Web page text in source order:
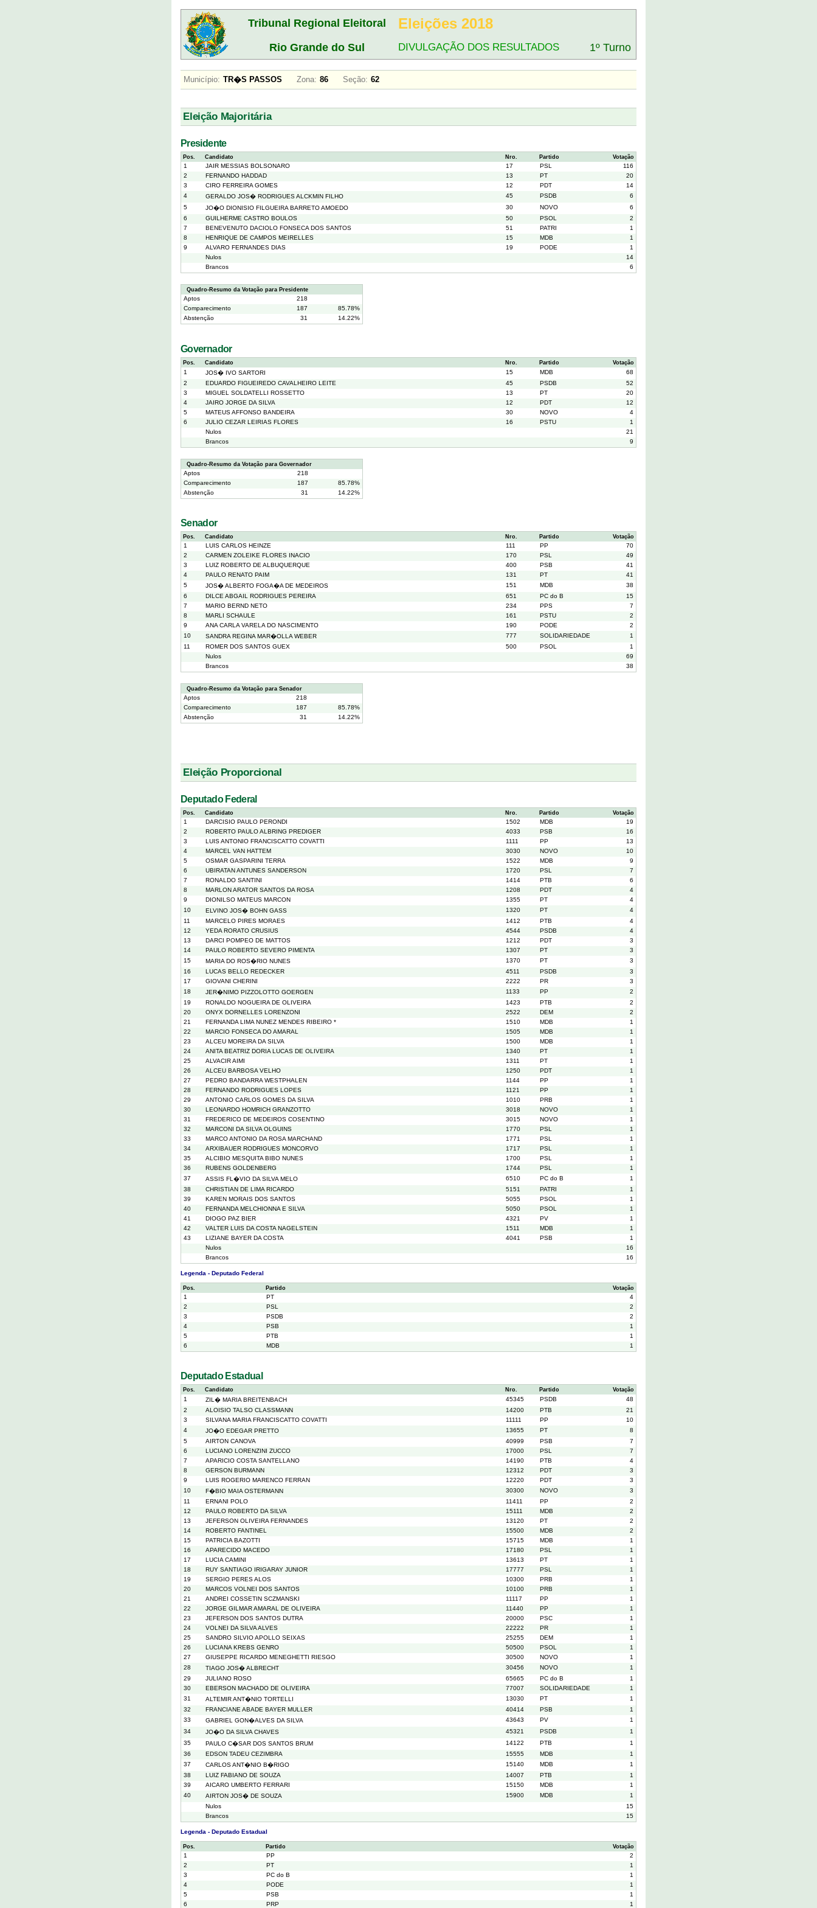
Tribunal Regional Eleitoral Eleições 2018
Rio Grande do Sul DIVULGAÇÃO DOS RESULTADOS 1º Turno
Município: TR�S PASSOS Zona: 86 Seção: 62
Eleição Majoritária
Presidente
Pos. Candidato Nro. Partido Votação
1 JAIR MESSIAS BOLSONARO 17 PSL
116
2
FERNANDO HADDAD 13 PT
20
3
CIRO FERREIRA GOMES 12 PDT
14
4
GERALDO JOS� RODRIGUES ALCKMIN FILHO 45 PSDB
6
5
JO�O DIONISIO FILGUEIRA BARRETO AMOEDO 30 NOVO
6
6
GUILHERME CASTRO BOULOS 50 PSOL
2
7
BENEVENUTO DACIOLO FONSECA DOS SANTOS 51 PATRI
1
8
HENRIQUE DE CAMPOS MEIRELLES 15 MDB
1
9
ALVARO FERNANDES DIAS 19 PODE
1
Nulos
14
Brancos
6
Quadro-Resumo da Votação para Presidente
Aptos
218
Comparecimento
187
85.78%
Abstenção
31 14.22%
Governador
Pos. Candidato Nro. Partido Votação
1 JOS� IVO SARTORI 15 MDB
68
2
EDUARDO FIGUEIREDO CAVALHEIRO LEITE 45 PSDB
52
3
MIGUEL SOLDATELLI ROSSETTO 13 PT
20
4
JAIRO JORGE DA SILVA 12 PDT
12
5
MATEUS AFFONSO BANDEIRA 30 NOVO
4
6
JULIO CEZAR LEIRIAS FLORES 16 PSTU
1
Nulos
21
Brancos
9
Quadro-Resumo da Votação para Governador
Aptos
218
Comparecimento
187
85.78%
Abstenção
31 14.22%
Senador
Pos. Candidato Nro. Partido Votação
1 LUIS CARLOS HEINZE 111 PP
70
2
CARMEN ZOLEIKE FLORES INACIO 170 PSL
49
3
LUIZ ROBERTO DE ALBUQUERQUE 400 PSB
41
4
PAULO RENATO PAIM 131 PT
41
5
JOS� ALBERTO FOGA�A DE MEDEIROS 151 MDB
38
6
DILCE ABGAIL RODRIGUES PEREIRA 651 PC do B
15
7
MARIO BERND NETO 234 PPS
7
8
MARLI SCHAULE 161 PSTU
2
9
ANA CARLA VARELA DO NASCIMENTO 190 PODE
2
10
SANDRA REGINA MAR�OLLA WEBER 777 SOLIDARIEDADE
1
11
ROMER DOS SANTOS GUEX 500 PSOL
1
Nulos
69
Brancos
38
Quadro-Resumo da Votação para Senador
Aptos
218
Comparecimento
187
85.78%
Abstenção
31 14.22%
Eleição Proporcional
Deputado Federal
Pos. Candidato Nro. Partido Votação
1 DARCISIO PAULO PERONDI 1502 MDB
19
2
ROBERTO PAULO ALBRING PREDIGER 4033 PSB
16
3
LUIS ANTONIO FRANCISCATTO COVATTI 1111 PP
13
4
MARCEL VAN HATTEM 3030 NOVO
10
5
OSMAR GASPARINI TERRA 1522 MDB
9
6
UBIRATAN ANTUNES SANDERSON 1720 PSL
7
7
RONALDO SANTINI 1414 PTB
6
8
MARLON ARATOR SANTOS DA ROSA 1208 PDT
4
9
DIONILSO MATEUS MARCON 1355 PT
4
10
ELVINO JOS� BOHN GASS 1320 PT
4
11
MARCELO PIRES MORAES 1412 PTB
4
12
YEDA RORATO CRUSIUS 4544 PSDB
4
13
DARCI POMPEO DE MATTOS 1212 PDT
3
14
PAULO ROBERTO SEVERO PIMENTA 1307 PT
3
15
MARIA DO ROS�RIO NUNES 1370 PT
3
16
LUCAS BELLO REDECKER 4511 PSDB
3
17
GIOVANI CHERINI 2222 PR
3
18
JER�NIMO PIZZOLOTTO GOERGEN 1133 PP
2
19
RONALDO NOGUEIRA DE OLIVEIRA 1423 PTB
2
20
ONYX DORNELLES LORENZONI 2522 DEM
2
21
FERNANDA LIMA NUNEZ MENDES RIBEIRO * 1510 MDB
1
22
MARCIO FONSECA DO AMARAL 1505 MDB
1
23
ALCEU MOREIRA DA SILVA 1500 MDB
1
24
ANITA BEATRIZ DORIA LUCAS DE OLIVEIRA 1340 PT
1
25
ALVACIR AIMI 1311 PT
1
26
ALCEU BARBOSA VELHO 1250 PDT
1
27
PEDRO BANDARRA WESTPHALEN 1144 PP
1
28
FERNANDO RODRIGUES LOPES 1121 PP
1
29
ANTONIO CARLOS GOMES DA SILVA 1010 PRB
1
30
LEONARDO HOMRICH GRANZOTTO 3018 NOVO
1
31
FREDERICO DE MEDEIROS COSENTINO 3015 NOVO
1
32
MARCONI DA SILVA OLGUINS 1770 PSL
1
33
MARCO ANTONIO DA ROSA MARCHAND 1771 PSL
1
34
ARXIBAUER RODRIGUES MONCORVO 1717 PSL
1
35
ALCIBIO MESQUITA BIBO NUNES 1700 PSL
1
36
RUBENS GOLDENBERG 1744 PSL
1
37
ASSIS FL�VIO DA SILVA MELO 6510 PC do B
1
38
CHRISTIAN DE LIMA RICARDO 5151 PATRI
1
39
KAREN MORAIS DOS SANTOS 5055 PSOL
1
40
FERNANDA MELCHIONNA E SILVA 5050 PSOL
1
41
DIOGO PAZ BIER 4321 PV
1
42
VALTER LUIS DA COSTA NAGELSTEIN 1511 MDB
1
43
LIZIANE BAYER DA COSTA 4041 PSB
1
Nulos
16
Brancos
16
Legenda - Deputado Federal
Pos. Partido Votação
1 PT
4
2
PSL
2
3
PSDB
2
4
PSB
1
5
PTB
1
6
MDB 1
Deputado Estadual
Pos. Candidato Nro. Partido Votação
1 ZIL� MARIA BREITENBACH 45345 PSDB
48
2
ALOISIO TALSO CLASSMANN 14200 PTB
21
3
SILVANA MARIA FRANCISCATTO COVATTI 11111 PP
10
4
JO�O EDEGAR PRETTO 13655 PT
8
5
AIRTON CANOVA 40999 PSB
7
6
LUCIANO LORENZINI ZUCCO 17000 PSL
7
7
APARICIO COSTA SANTELLANO 14190 PTB
4
8
GERSON BURMANN 12312 PDT
3
9
LUIS ROGERIO MARENCO FERRAN 12220 PDT
3
10
F�BIO MAIA OSTERMANN 30300 NOVO
3
11
ERNANI POLO 11411 PP
2
12
PAULO ROBERTO DA SILVA 15111 MDB
2
13
JEFERSON OLIVEIRA FERNANDES 13120 PT
2
14
ROBERTO FANTINEL 15500 MDB
2
15
PATRICIA BAZOTTI 15715 MDB
1
16
APARECIDO MACEDO 17180 PSL
1
17
LUCIA CAMINI 13613 PT
1
18
RUY SANTIAGO IRIGARAY JUNIOR 17777 PSL
1
19
SERGIO PERES ALOS 10300 PRB
1
20
MARCOS VOLNEI DOS SANTOS 10100 PRB
1
21
ANDREI COSSETIN SCZMANSKI 11117 PP
1
22
JORGE GILMAR AMARAL DE OLIVEIRA 11440 PP
1
23
JEFERSON DOS SANTOS DUTRA 20000 PSC
1
24
VOLNEI DA SILVA ALVES 22222 PR
1
25
SANDRO SILVIO APOLLO SEIXAS 25255 DEM
1
26
LUCIANA KREBS GENRO 50500 PSOL
1
27
GIUSEPPE RICARDO MENEGHETTI RIESGO 30500 NOVO
1
28
TIAGO JOS� ALBRECHT 30456 NOVO
1
29
JULIANO ROSO 65665 PC do B
1
30
EBERSON MACHADO DE OLIVEIRA 77007 SOLIDARIEDADE
1
31
ALTEMIR ANT�NIO TORTELLI 13030 PT
1
32
FRANCIANE ABADE BAYER MULLER 40414 PSB
1
33
GABRIEL GON�ALVES DA SILVA 43643 PV
1
34
JO�O DA SILVA CHAVES 45321 PSDB
1
35
PAULO C�SAR DOS SANTOS BRUM 14122 PTB
1
36
EDSON TADEU CEZIMBRA 15555 MDB
1
37
CARLOS ANT�NIO B�RIGO 15140 MDB
1
38
LUIZ FABIANO DE SOUZA 14007 PTB
1
39
AICARO UMBERTO FERRARI 15150 MDB
1
40
AIRTON JOS� DE SOUZA 15900 MDB
1
Nulos
15
Brancos
15
Legenda - Deputado Estadual
Pos. Partido Votação
1 PP
2
2
PT
1
3
PC do B
1
4
PODE
1
5
PSB
1
6
PRP 1